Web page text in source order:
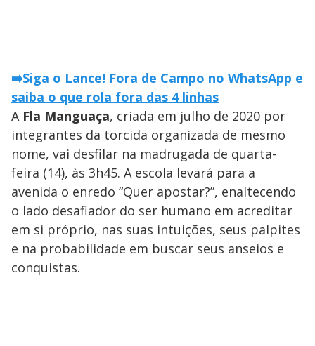
➡️Siga o Lance! Fora de Campo no WhatsApp e
saiba o que rola fora das 4 linhas
A Fla Manguaça, criada em julho de 2020 por
integrantes da torcida organizada de mesmo
nome, vai desfilar na madrugada de quarta-
feira (14), às 3h45. A escola levará para a
avenida o enredo “Quer apostar?”, enaltecendo
o lado desafiador do ser humano em acreditar
em si próprio, nas suas intuições, seus palpites
e na probabilidade em buscar seus anseios e
conquistas.